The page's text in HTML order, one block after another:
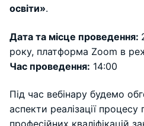
освіти».
Дата та місце проведення:
року, платформа Zoom в
Час проведення: 14:00
Під час вебінару будемо
аспекти реалізації процесу